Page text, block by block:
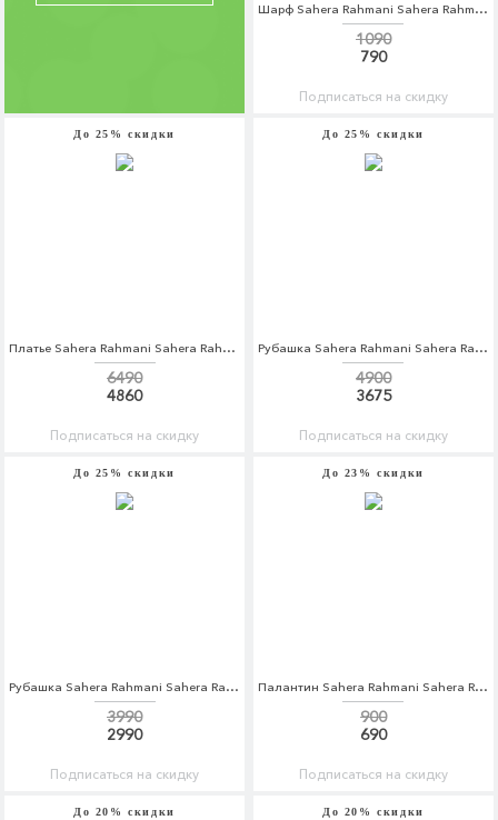
Шарф Sahera Rahmani Sahera Rahmani MP002XW1AV66
1090
790
Подписаться на скидку
До 25% скидки
Платье Sahera Rahmani Sahera Rahmani MP002XW1AQZ8
6490
4860
Подписаться на скидку
До 25% скидки
Рубашка Sahera Rahmani Sahera Rahmani MP002XM0YDP8
4900
3675
Подписаться на скидку
До 25% скидки
Рубашка Sahera Rahmani Sahera Rahmani MP002XM0M1WO
3990
2990
Подписаться на скидку
До 23% скидки
Палантин Sahera Rahmani Sahera Rahmani MP002XW1AV64
900
690
Подписаться на скидку
До 20% скидки До 20% скидки